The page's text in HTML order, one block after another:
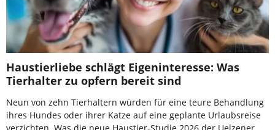
Haustierliebe schlägt Eigeninteresse: Was
Tierhalter zu opfern bereit sind
Neun von zehn Tierhaltern würden für eine teure Behandlung
ihres Hundes oder ihrer Katze auf eine geplante Urlaubsreise